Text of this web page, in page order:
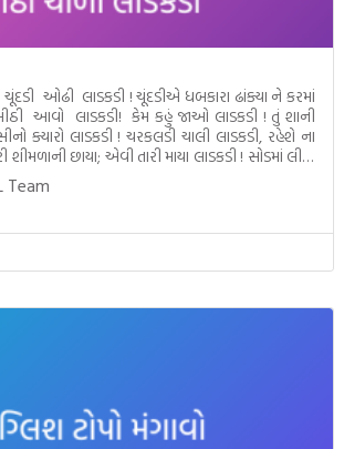
ઓઢી લાડકડી ! ચૂંદડીએ ધબકારા ઢાંક્યા ને કરમાં
મીઠી આવો લાડકડી! કેમ કહું જાઓ લાડકડી ! તું શાની
ક્યારો લાડકડી ! ચરકલડી ચાલી લાડકડી, રહેશે ના
છાયા; એવી તારી માયા લાડકડી ! સોડમાં લીધાં
[…]
Team